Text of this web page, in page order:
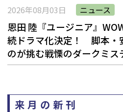
2026年08月03日 ニュース
恩田 陸『ユージニア』
続ドラマ化決定！ 脚本・
のが挑む戦慄のダークミス
来月の新刊